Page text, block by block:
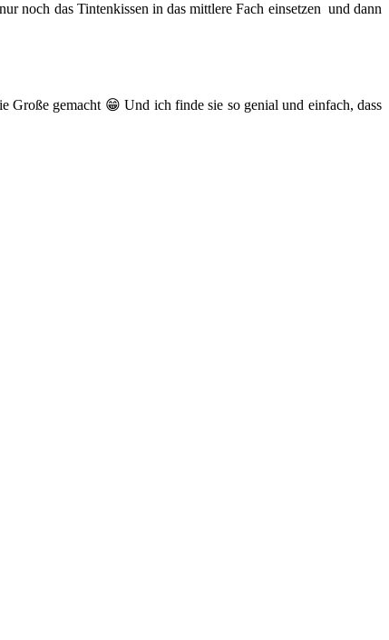
noch das Tintenkissen in das mittlere Fach einsetzen und dann
Große gemacht 😁 Und ich finde sie so genial und einfach, dass